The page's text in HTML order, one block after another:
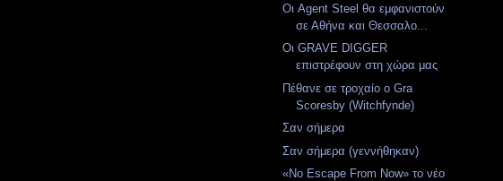
Οι Agent Steel θα εμφανιστούν
σε Αθήνα και Θεσσαλο...
Οι GRAVE DIGGER
επιστρέφουν στη χώρα μας
Πέθανε σε τροχαίο ο Gra
Scoresby (Witchfynde)
Σαν σήμερα
Σαν σήμερα (γεννήθηκαν)
«No Escape From Now» το νέο